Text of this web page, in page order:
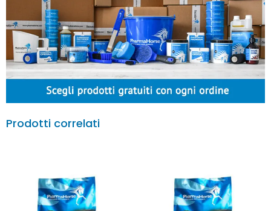
Prodotti correlati